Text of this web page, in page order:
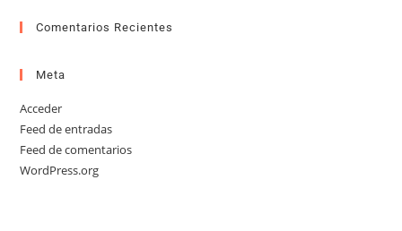
Comentarios Recientes
Meta
Acceder
Feed de entradas
Feed de comentarios
WordPress.org